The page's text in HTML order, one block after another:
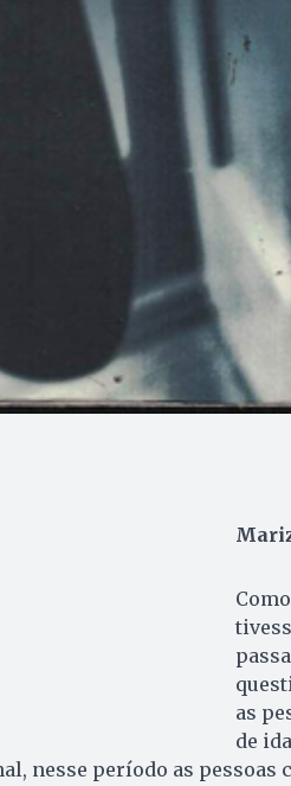
as
de
nesse período as pessoas